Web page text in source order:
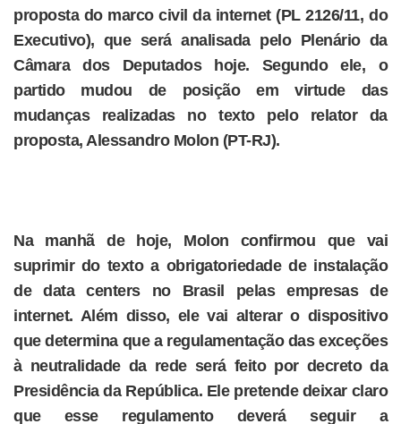
proposta do marco civil da internet (PL 2126/11, do
Executivo), que será analisada pelo Plenário da
Câmara dos Deputados hoje. Segundo ele, o
partido mudou de posição em virtude das
mudanças realizadas no texto pelo relator da
proposta, Alessandro Molon (PT-RJ).
Na manhã de hoje, Molon confirmou que vai
suprimir do texto a obrigatoriedade de instalação
de data centers no Brasil pelas empresas de
internet. Além disso, ele vai alterar o dispositivo
que determina que a regulamentação das exceções
à neutralidade da rede será feito por decreto da
Presidência da República. Ele pretende deixar claro
que esse regulamento deverá seguir a